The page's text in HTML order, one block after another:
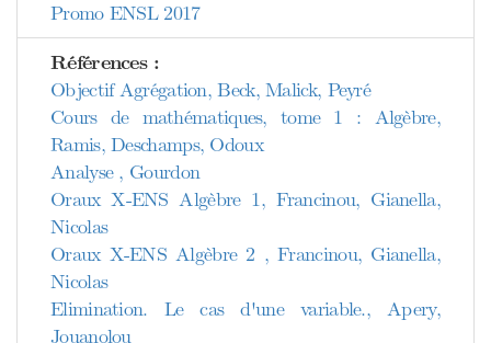
Promo ENSL 2017
Références :
Objectif Agrégation, Beck, Malick, Peyré
Cours de mathématiques, tome 1 : Algèbre,
Ramis, Deschamps, Odoux
Analyse , Gourdon
Oraux X-ENS Algèbre 1, Francinou, Gianella,
Nicolas
Oraux X-ENS Algèbre 2 , Francinou, Gianella,
Nicolas
Elimination. Le cas d'une variable., Apery,
Jouanolou